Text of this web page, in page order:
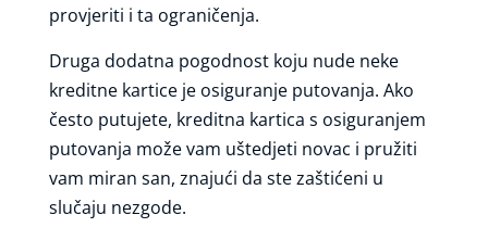
provjeriti i ta ograničenja.
Druga dodatna pogodnost koju nude neke
kreditne kartice je osiguranje putovanja. Ako
često putujete, kreditna kartica s osiguranjem
putovanja može vam uštedjeti novac i pružiti
vam miran san, znajući da ste zaštićeni u
slučaju nezgode.